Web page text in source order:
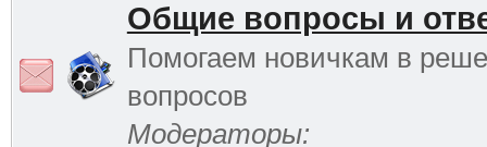
Общие вопросы и
Помогаем новичкам в
вопросов
Модераторы: